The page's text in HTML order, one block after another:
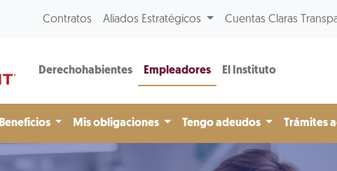
Contratos Aliados Estratégicos Cuentas Claras
Derechohabientes Empleadores El Instituto
Beneficios Mis obligaciones Tengo adeudos Trámites